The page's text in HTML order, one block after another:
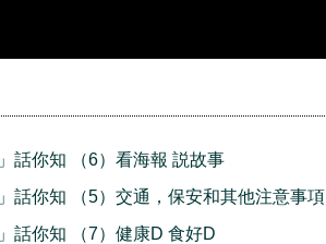
話你知 （6）看海報 説故事
話你知 （5）交通，保安和其他注意事項
話你知 （7）健康D 食好D